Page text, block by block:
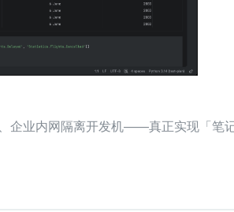
企业内网隔离开发机——真正实现「笔